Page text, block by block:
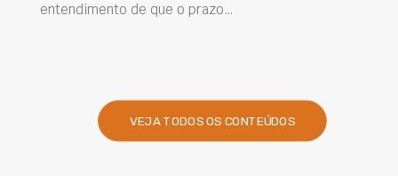
entendimento de que o prazo…
VEJA TODOS OS CONTEÚDOS